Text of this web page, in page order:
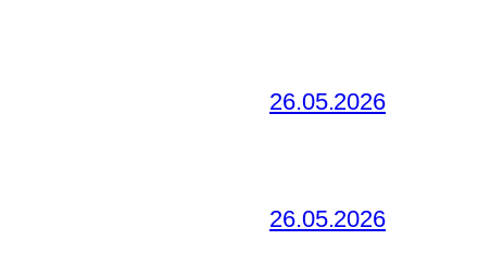
26.05.2026
26.05.2026